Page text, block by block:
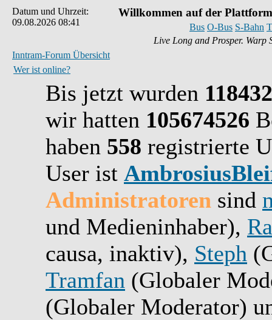
Datum und Uhrzeit:
09.08.2026 08:41
Inntram-Forum Übersicht
Willkommen auf der
Bus O-Bus S-Bahn
Live Long and Prosper. Warp
Wer ist online?
Bis jetzt wurden 118432
wir hatten 105674526
haben 558 registrierte
User ist
Administratoren sind
und Medieninhaber),
causa, inaktiv), Steph
Tramfan (Globaler
(Globaler Moderator)